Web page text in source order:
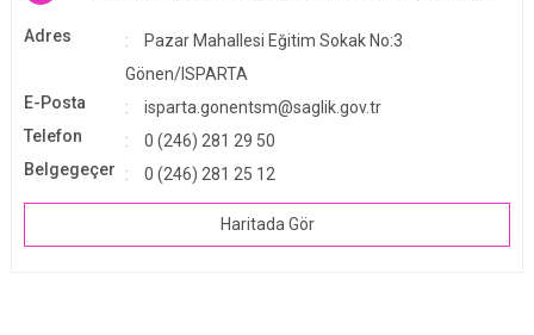
Adres
Pazar Mahallesi Eğitim Sokak No:3
Gönen/ISPARTA
E-Posta
isparta.gonentsm@saglik.gov.tr
Telefon
0 (246) 281 29 50
Belgegeçer
0 (246) 281 25 12
Haritada Gör